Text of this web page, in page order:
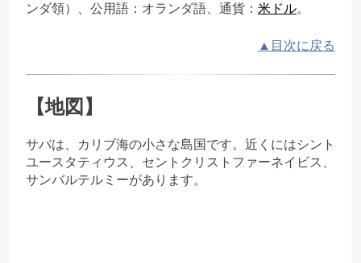
ンダ領）、公用語：オランダ語、通貨： 米ドル。
▲目次に戻る
【地図】
サバは、カリブ海の小さな島国です。近くにはシント
ユースタティウス、セントクリストファーネイビス、
サンバルテルミーがあります。